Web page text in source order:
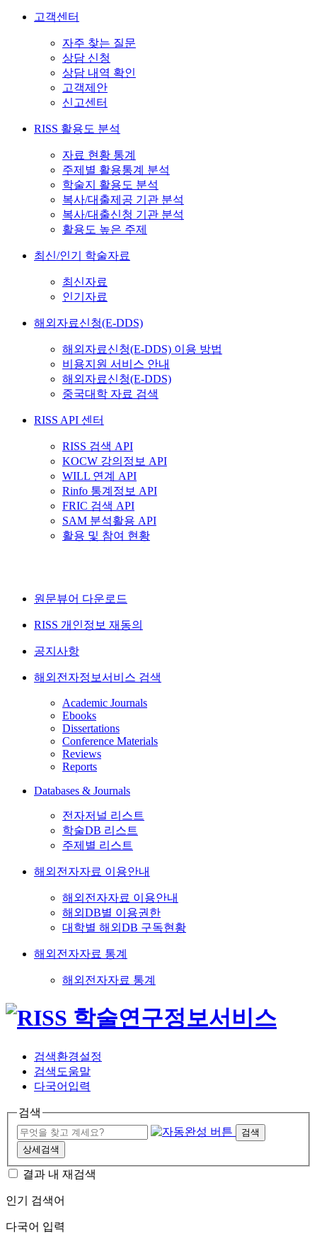
고객센터
자주 찾는 질문
상담 신청
상담 내역 확인
고객제안
신고센터
RISS 활용도 분석
자료 현황 통계
주제별 활용통계 분석
학술지 활용도 분석
복사/대출제공 기관 분석
복사/대출신청 기관 분석
활용도 높은 주제
최신/인기 학술자료
최신자료
인기자료
해외자료신청(E-DDS)
해외자료신청(E-DDS) 이용 방법
비용지원 서비스 안내
해외자료신청(E-DDS)
중국대학 자료 검색
RISS API 센터
RISS 검색 API
KOCW 강의정보 API
WILL 연계 API
Rinfo 통계정보 API
FRIC 검색 API
SAM 분석활용 API
활용 및 참여 현황
원문뷰어 다운로드
RISS 개인정보 재동의
공지사항
해외전자정보서비스 검색
Academic Journals
Ebooks
Dissertations
Conference Materials
Reviews
Reports
Databases & Journals
전자저널 리스트
학술DB 리스트
주제별 리스트
해외전자자료 이용안내
해외전자자료 이용안내
해외DB별 이용권한
대학별 해외DB 구독현황
해외전자자료 통계
해외전자자료 통계
검색환경설정
검색도움말
다국어입력
검색
검색
상세검색
결과 내 재검색
인기 검색어
다국어 입력